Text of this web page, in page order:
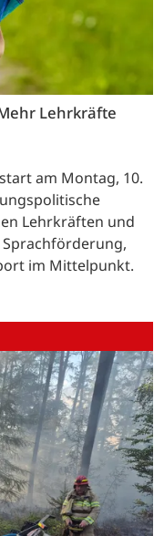
Lehrkräfte
am Montag, 10.
Lehrkräften und
im Mittelpunkt.